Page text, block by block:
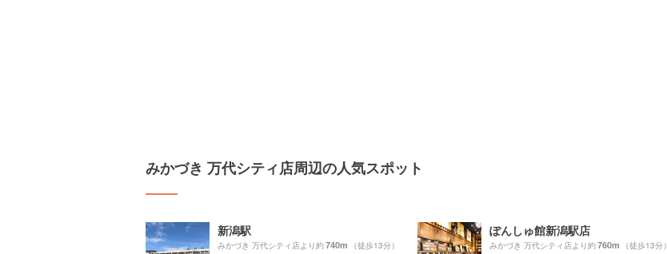
みかづき 万代シティ店周辺の人気スポット
新潟駅
みかづき 万代シティ店より約740m （徒歩13分）
ぽんしゅ館新潟駅店
みかづき 万代シティ店より約760m （徒歩13分）